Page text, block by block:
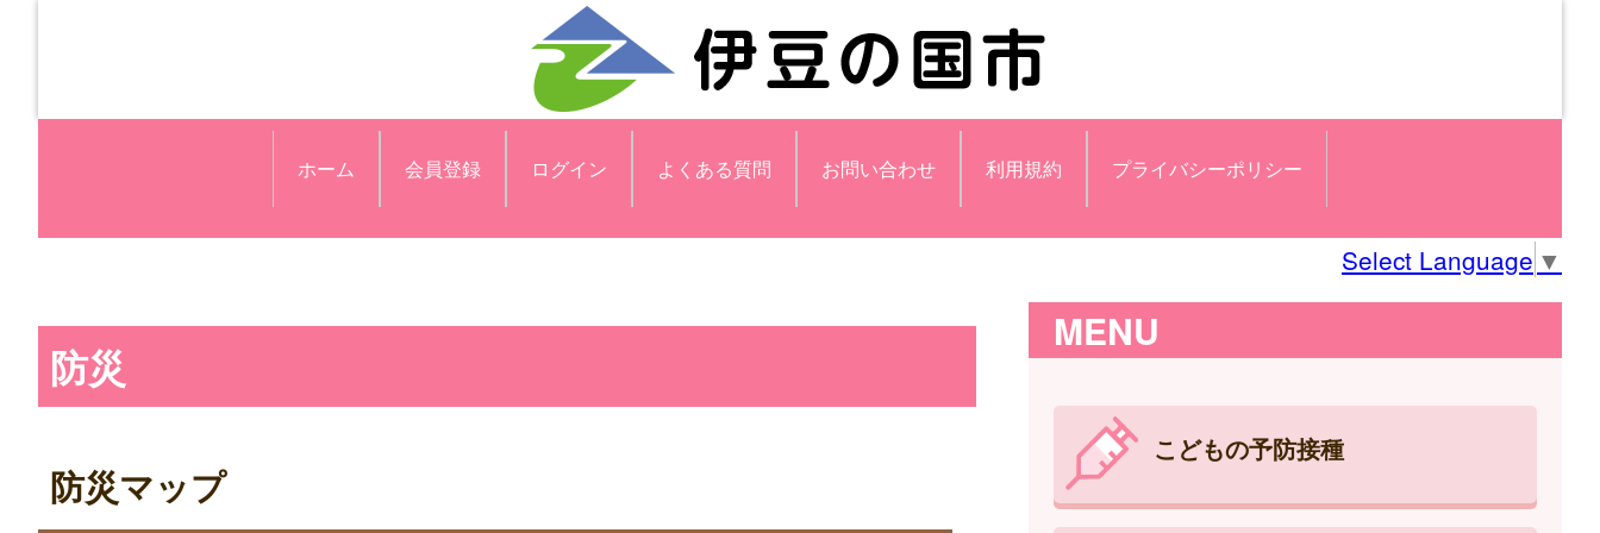
ホーム 会員登録 ログイン よくある質問 お問い合わせ 利用規約 プライバシーポリシー
Select Language ▼
防災
防災マップ
MENU
こどもの予防接種